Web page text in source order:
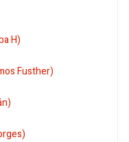
H)
Fusther)